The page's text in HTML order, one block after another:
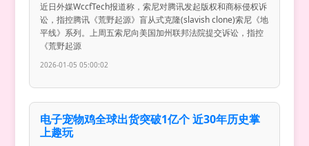
近日外媒WccfTech报道称，索尼对腾讯发起版权和商标侵权诉
讼，指控腾讯《荒野起源》盲从式克隆(slavish clone)索尼《地
平线》系列。上周五索尼向美国加州联邦法院提交诉讼，指控
《荒野起源
2026-01-05 05:00:02
电子宠物鸡全球出货突破1亿个 近30年历史掌
上趣玩